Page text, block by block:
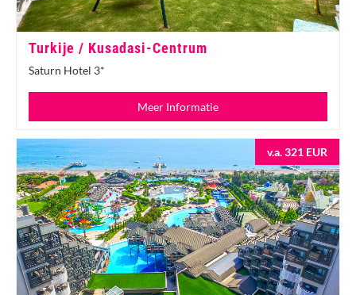
Turkije / Kusadasi-Centrum
Saturn Hotel 3*
Meer Informatie
v.a. 321 EUR